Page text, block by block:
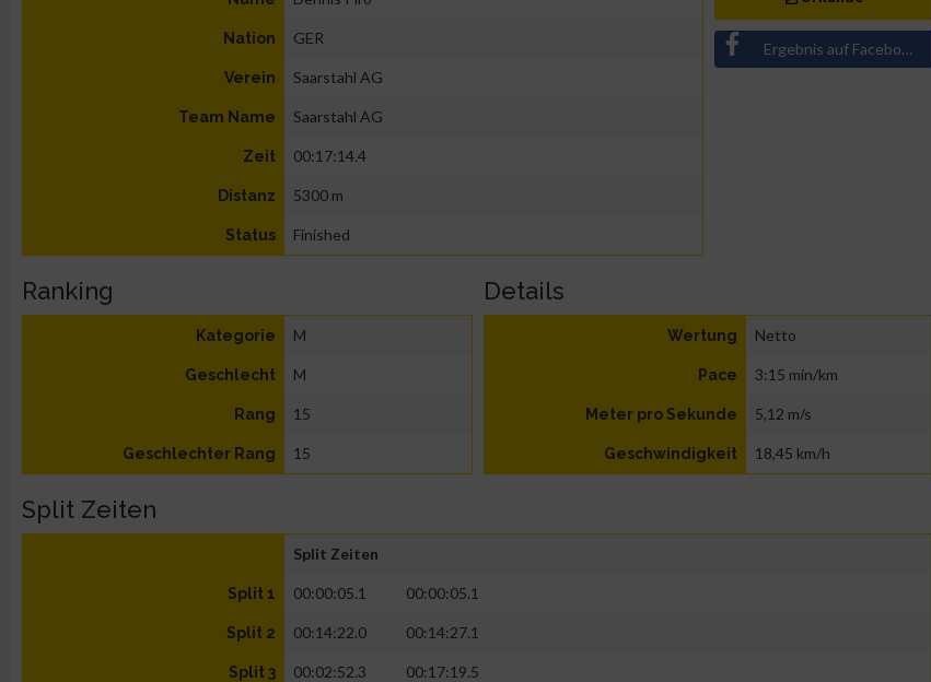
Nation GER
Verein Saarstahl AG
Team Name Saarstahl AG
Zeit 00:17:14.4
Distanz 5300 m
Status Finished
Ergebnis auf Facebook teilen
Ranking
Kategorie M
Geschlecht M
Rang 15
Geschlechter Rang 15
Details
Wertung Netto
Pace 3:15 min/km
Meter pro Sekunde 5,12 m/s
Geschwindigkeit 18,45 km/h
Split Zeiten
Split Zeiten
Split 1 00:00:05.1 00:00:05.1
Split 2 00:14:22.0 00:14:27.1
Split 3 00:02:52.3 00:17:19.5